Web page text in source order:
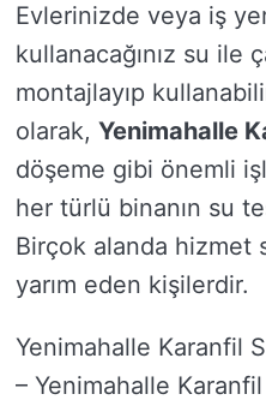
Evlerinizde veya iş
kullanacağınız su ile
montajlayıp
olarak, Yenimahalle
döşeme gibi önemli
her türlü binanın su
Birçok alanda hizmet
yarım eden kişilerdir.
Yenimahalle Karanfil
– Yenimahalle